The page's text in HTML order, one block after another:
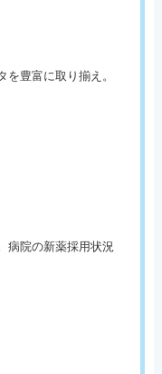
豊富に取り揃え。
病院の新薬採用状況